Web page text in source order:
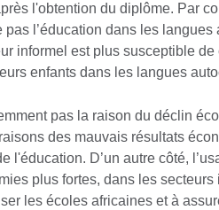
l'obtention du diplôme. Par
l’éducation dans les
informel est plus susceptible
enfants dans les langues
pas la raison du déclin
des mauvais résultats
l'éducation. D’un autre côté,
plus fortes, dans les secteurs
les écoles africaines et à